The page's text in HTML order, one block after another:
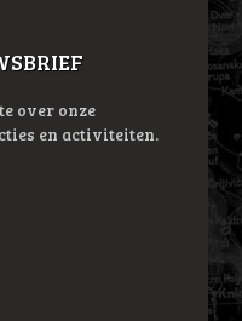
over onze
en activiteiten.